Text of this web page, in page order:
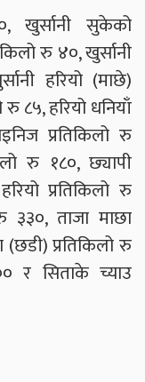
खुर्सानी सुकेको
रु ४०, खुर्सानी
हरियो (माछे)
८५, हरियो धनियाँ
प्रतिकिलो रु
रु १८०, छ्यापी
प्रतिकिलो रु
३३०, ताजा माछा
(छडी) प्रतिकिलो रु
र सिताके च्याउ